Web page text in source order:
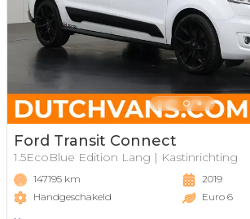
Ford Transit Connect
1.5EcoBlue Edition Lang | Kastinrichting
147195 km
Handgeschakeld
2019
Euro 6